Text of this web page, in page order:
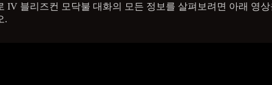
IV 블리즈컨 모닥불 대화의 모든 정보를 살펴보려면 아래 영
.